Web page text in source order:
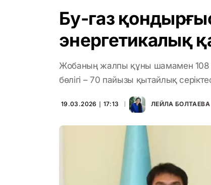
Бу-газ
энергетикалық
Жобаның жалпы құны шамамен 108
бөлігі – 70 пайызы қытайлық
19.03.2026 ∣ 17:13 ЛЕЙЛА БОЛТАЕВА